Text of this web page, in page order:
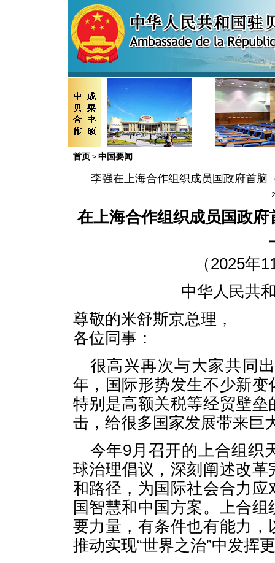
首页 > 中国要闻
李强在上海合作组织成员国政府首脑
在上海合作组织成员国政
（2025年
中华人民共
尊敬的米舒斯京总理，
各位同事：
很高兴再次与大家共同
年，国际形势发生不少新
特别是高额关税等经贸壁
击，给很多国家发展带来巨
今年9月召开的上合组织
球治理倡议，深刻阐述改
和路径，为国际社会合力
国智慧和中国方案。上合
要力量，有条件也有能力
推动实现“世界之治”中发挥